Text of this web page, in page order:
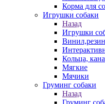
Корма для
Игрушки собаки
Назад
Игрушки
Кольца,
Мягкие
Мячики
Груминг собаки
Назад
Груминг